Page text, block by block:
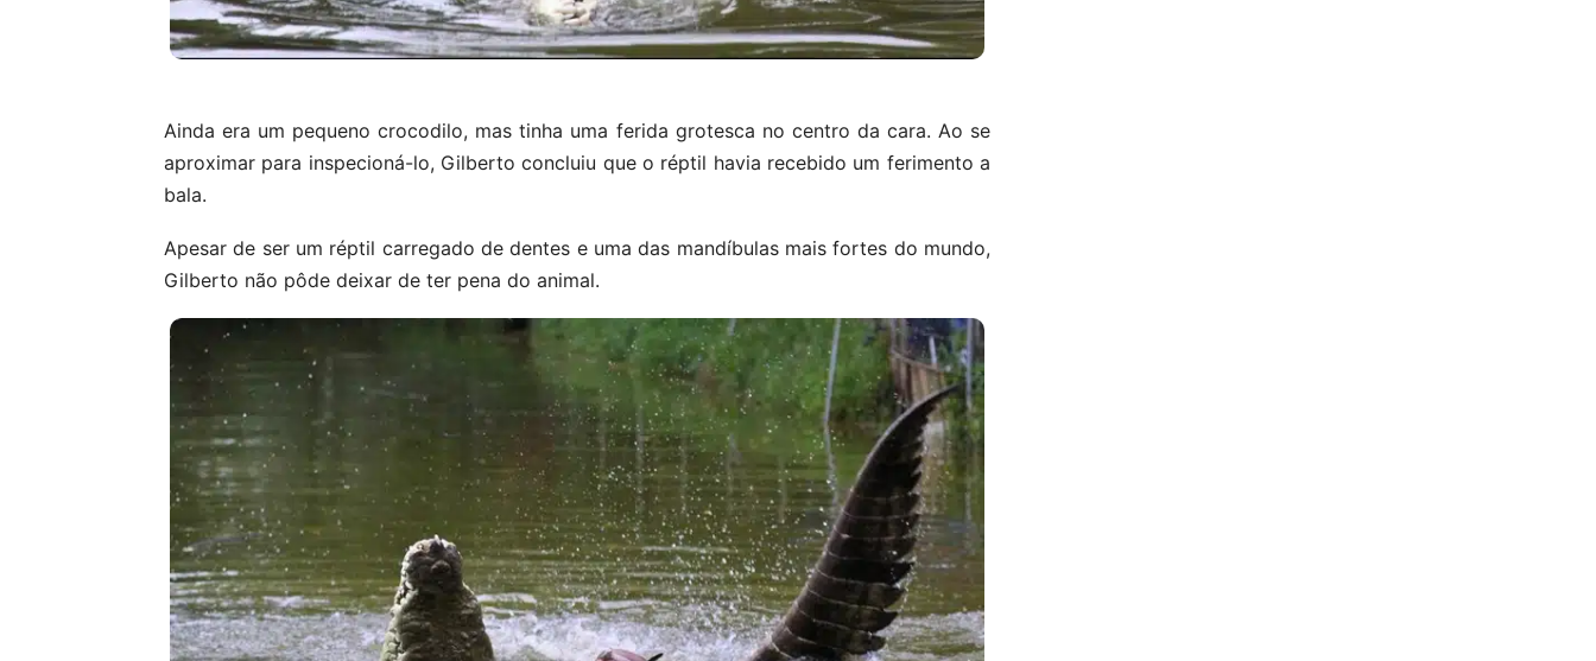
Ainda era um pequeno crocodilo, mas tinha uma ferida grotesca no centro da cara. Ao se
aproximar para inspecioná-lo, Gilberto concluiu que o réptil havia recebido um ferimento a
bala.
Apesar de ser um réptil carregado de dentes e uma das mandíbulas mais fortes do mundo,
Gilberto não pôde deixar de ter pena do animal.